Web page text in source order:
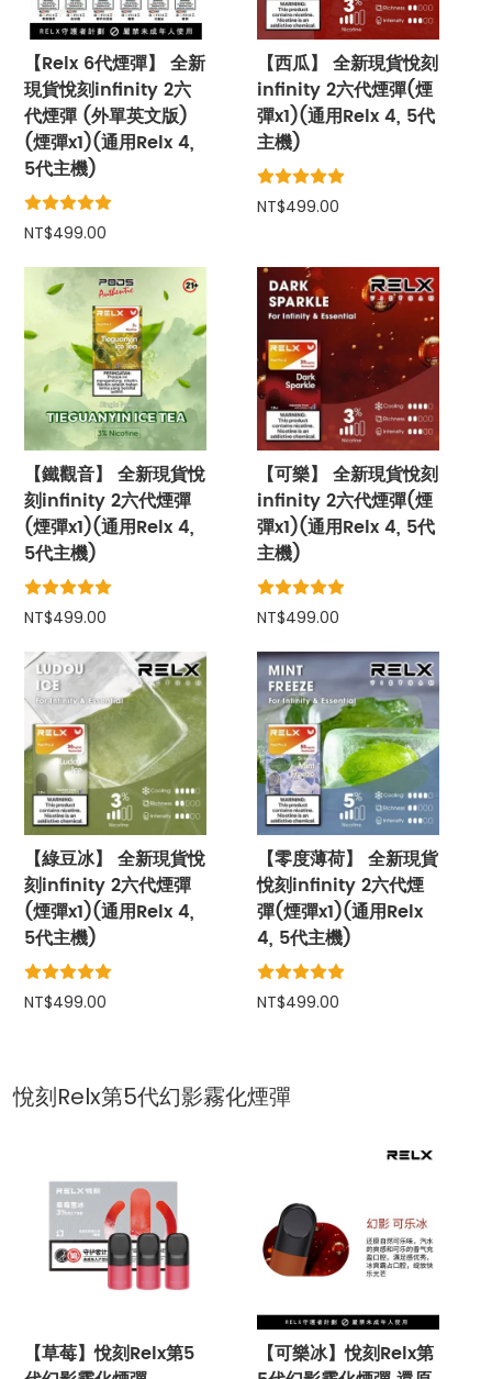
【Relx 6代煙彈】 全新
現貨悅刻infinity 2六
代煙彈 (外單英文版)
(煙彈x1)(通用Relx 4,
5代主機)
NT$499.00
【西瓜】 全新現貨悅刻
infinity 2六代煙彈(煙
彈x1)(通用Relx 4, 5代
主機)
NT$499.00
【鐵觀音】 全新現貨悅
刻infinity 2六代煙彈
(煙彈x1)(通用Relx 4,
5代主機)
NT$499.00
【可樂】 全新現貨悅刻
infinity 2六代煙彈(煙
彈x1)(通用Relx 4, 5代
主機)
NT$499.00
【綠豆冰】 全新現貨悅
刻infinity 2六代煙彈
(煙彈x1)(通用Relx 4,
5代主機)
NT$499.00
【零度薄荷】 全新現貨
悅刻infinity 2六代煙
彈(煙彈x1)(通用Relx
4, 5代主機)
NT$499.00
悅刻Relx第5代幻影霧化煙彈
【草莓】悅刻Relx第5
【可樂冰】悅刻Relx第